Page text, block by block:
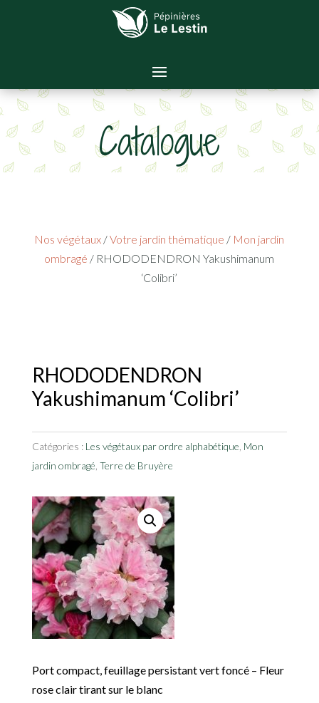
Catalogue
Nos végétaux /Votre jardin thématique / Mon jardin
ombragé / RHODODENDRON Yakushimanum
‘Colibri’
RHODODENDRON
Yakushimanum ‘Colibri’
Catégories : Les végétaux par ordre alphabétique Mon
jardin ombragé Terre de Bruyère
Port compact, feuillage persistant vert foncé – Fleur
rose clair tirant sur le blanc